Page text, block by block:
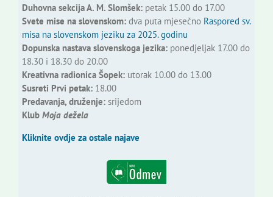
Duhovna sekcija A. M. Slomšek:petak 15.00 do 17.00
Svete mise na slovenskom:dva puta mjesečno Raspored sv.
misa na slovenskom jeziku za 2025. godinu
Dopunska nastava slovenskoga jezika:ponedjeljak 17.00 do
18.30 i 18.30 do 20.00
Kreativna radionica Šopek:utorak 10.00 do 13.00
Susreti Prvi petak:18.00
Predavanja, druženje:srijedom
Klub Moja dežela
Kliknite ovdje za ostale najave